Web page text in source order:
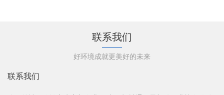
联系我们
好环境成就更美好的未来
联系我们